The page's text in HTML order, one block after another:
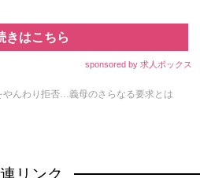
きはこちら
sponsored by 求人ボックス
やんわり拒否…義母のさらなる要求とは
リンク